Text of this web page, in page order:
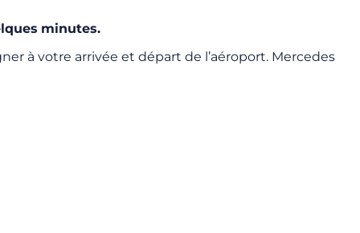
minutes.
à votre arrivée et départ de l’aéroport. Mercedes